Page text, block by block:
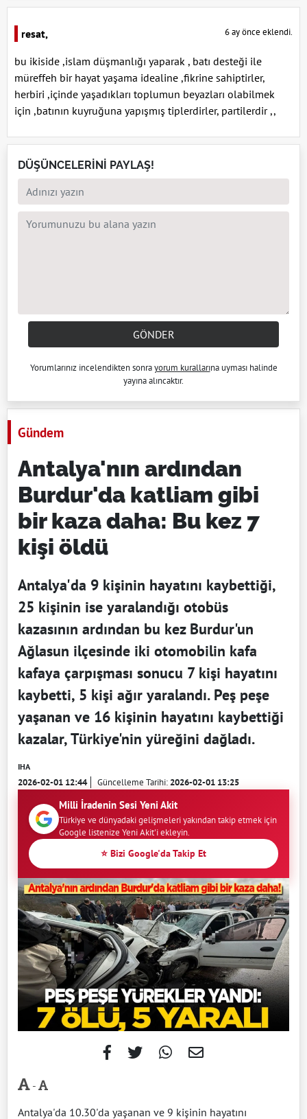
resat, 6 ay önce eklendi.
bu ikiside ,islam düşmanlığı yaparak , batı desteği ile
müreffeh bir hayat yaşama idealine ,fikrine sahiptirler,
herbiri ,içinde yaşadıkları toplumun beyazları olabilmek
için ,batının kuyruğuna yapışmış tiplerdirler, partilerdir ,,
DÜŞÜNCELERİNİ PAYLAŞ!
GÖNDER
Yorumlarınız incelendikten sonrayorum kurallarına uyması halinde
yayına alıncaktır.
Gündem
Antalya'nın ardından
Burdur'da katliam gibi
bir kaza daha: Bu kez 7
kişi öldü
Antalya'da 9 kişinin hayatını kaybettiği,
25 kişinin ise yaralandığı otobüs
kazasının ardından bu kez Burdur'un
Ağlasun ilçesinde iki otomobilin kafa
kafaya çarpışması sonucu 7 kişi hayatını
kaybetti, 5 kişi ağır yaralandı. Peş peşe
yaşanan ve 16 kişinin hayatını kaybettiği
kazalar, Türkiye'nin yüreğini dağladı.
IHA
2026-02-01 12:44 Güncelleme Tarihi:2026-02-01 13:25
Milli İradenin Sesi Yeni Akit
Türkiye ve dünyadaki gelişmeleri yakından takip etmek için
Google listenize Yeni Akit'i ekleyin.
⭐ Bizi Google'da Takip Et
-
Antalya'da 10.30'da yaşanan ve 9 kişinin hayatını